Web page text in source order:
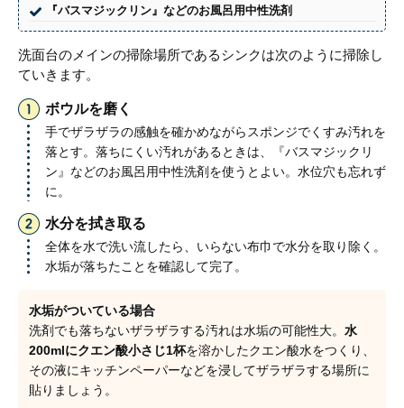
『バスマジックリン』などのお風呂用中性洗剤
洗面台のメインの掃除場所であるシンクは次のように掃除し
ていきます。
ボウルを磨く
手でザラザラの感触を確かめながらスポンジでくすみ汚れを
落とす。落ちにくい汚れがあるときは、『バスマジックリ
ン』などのお風呂用中性洗剤を使うとよい。水位穴も忘れず
に。
水分を拭き取る
全体を水で洗い流したら、いらない布巾で水分を取り除く。
水垢が落ちたことを確認して完了。
水垢がついている場合
洗剤でも落ちないザラザラする汚れは水垢の可能性大。 水
200mlにクエン酸小さじ1杯を溶かしたクエン酸水をつくり、
その液にキッチンペーパーなどを浸してザラザラする場所に
貼りましょう。